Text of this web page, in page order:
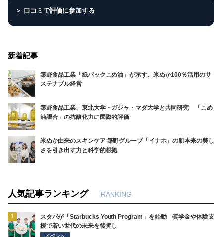
＞ 口コミで評価に参加する
新着記事
築野食品工業「紙パックこめ油」が示す、米ぬか100％活用のサ
ステナブル経営
築野食品工業、東北大学・ガジャ・マダ大学と共同研究 「こめ
油調合」の抗酸化力に国際的評価
米ぬか由来のスキンケア 築野グループ「イナホ」の肌本来の美し
さを引き出す力と科学的根拠
人気記事ランキング RANKING
1
スタバが「Starbucks Youth Program」を始動 奨学金や体験支
援で若い世代の未来を後押し
イベント